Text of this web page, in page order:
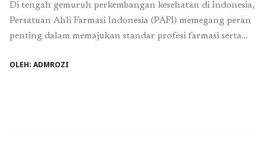
Di tengah gemuruh perkembangan kesehatan di Indonesia,
Persatuan Ahli Farmasi Indonesia (PAFI) memegang peran
penting dalam memajukan standar profesi farmasi serta
wilayah. Salah satu cabang yang berperan aktif dalam
OLEH: ADMROZI